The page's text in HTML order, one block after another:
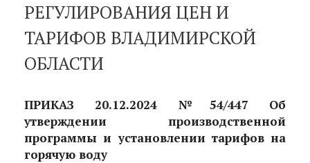
РЕГУЛИРОВАНИЯ ЦЕН И
ТАРИФОВ ВЛАДИМИРСКОЙ
ОБЛАСТИ
ПРИКАЗ 20.12.2024 №54/447 Об
утверждении производственной
программы и установлении тарифов на
горячую воду